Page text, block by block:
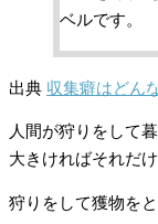
ベルです。
出典 収集癖はどん
人間が狩りをして
大きければそれだ
狩りをして獲物を